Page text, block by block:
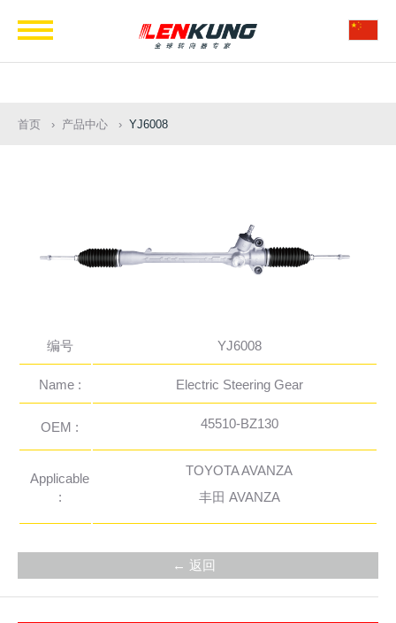
首页 产品中心 YJ6008
编号 YJ6008
Name : Electric Steering Gear
OEM : 45510-BZ130
Applicable
:
TOYOTA AVANZA
丰田 AVANZA
← 返回